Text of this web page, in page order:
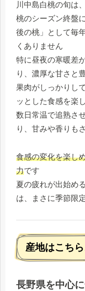
川中島白桃の旬は、
桃のシーズン終盤
後の桃」として毎
くありません
特に昼夜の寒暖差
り、濃厚な甘さと
果肉がしっかりし
ッとした食感を楽
数日常温で追熟さ
り、甘みや香りも
食感の変化を楽し
力です
夏の疲れが出始め
は、まさに季節限
産地はこちら
長野県を中心